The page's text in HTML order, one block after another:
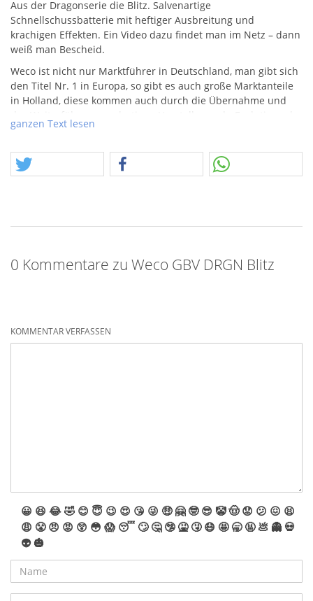
Aus der Dragonserie die Blitz. Salvenartige
Schnellschussbatterie mit heftiger Ausbreitung und
krachigen Effekten. Ein Video dazu findet man im Netz – dann
weiß man Bescheid.
Weco ist nicht nur Marktführer in Deutschland, man gibt sich
den Titel Nr. 1 in Europa, so gibt es auch große Marktanteile
in Holland, diese kommen auch durch die Übernahme und
das Weiterführen von dortigen Herstellern, z.b. Evolution oder
Mercurius Vuurwerk. Durch einen Posten konnten wir so viele
bevor, wenn ihr möchtet. Achtung, dieser Artikel kann einen
Postencharakter haben, z.b. beschädigte
ganzen Text lesen
0 Kommentare zu Weco GBV DRGN Blitz
KOMMENTAR VERFASSEN
😀 😆 😂🤣 😊 😇 😉 😍 😘 😜 🤑 🤗 🤓 😎 🤡🤠 😟 😕 😖 😫
😩 😤 😠 😡 😲 😳 😱 😴 🙄 🤔 🤥 🤮 🤧 😷 🤩 🥱 🤬 💩 👻 💀
👽 🎃